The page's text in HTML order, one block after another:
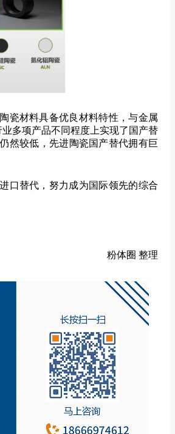
瓷材料具备优良材料特性，与金属
多项产品不同程度上实现了国产替
然较低，先进陶瓷国产替代拥有巨
口替代，努力成为国际领先的综合
粉体圈 整理